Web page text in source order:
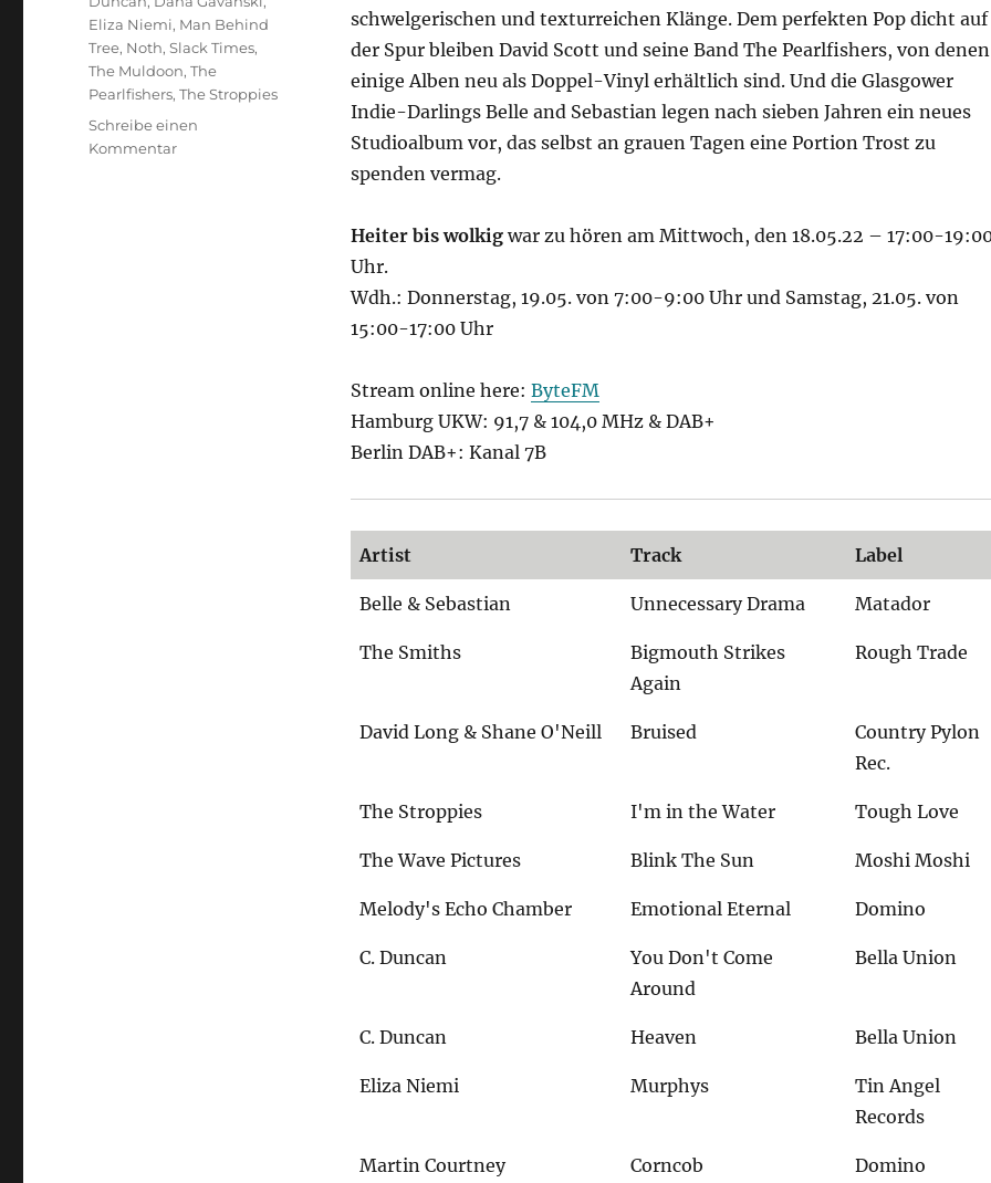
schwelgerischen und texturreichen Klänge. Dem perfekten Pop dicht auf
der Spur bleiben David Scott und seine Band The Pearlfishers, von denen
einige Alben neu als Doppel-Vinyl erhältlich sind. Und die Glasgower
Indie-Darlings Belle and Sebastian legen nach sieben Jahren ein neues
Studioalbum vor, das selbst an grauen Tagen eine Portion Trost zu
spenden vermag.
Heiter bis wolkig war zu hören am Mittwoch, den 18.05.22 – 17:00-
Uhr.
Wdh.: Donnerstag, 19.05. von 7:00-9:00 Uhr und Samstag, 21.05. von
15:00-17:00 Uhr
Stream online here: ByteFM
Hamburg UKW: 91,7 & 104,0 MHz & DAB+
Berlin DAB+: Kanal 7B
Artist Track Label
Belle & Sebastian Unnecessary Drama Matador
The Smiths
Bigmouth Strikes
Again
Rough Trade
David Long & Shane O'Neill Bruised
Country Pylon
Rec.
The Stroppies I'm in the Water Tough Love
The Wave Pictures Blink The Sun Moshi Moshi
Melody's Echo Chamber Emotional Eternal Domino
C. Duncan
You Don't Come
Around
Bella Union
C. Duncan Heaven Bella Union
Eliza Niemi Murphys
Tin Angel
Records
Martin Courtney Corncob Domino
Eliza Niemi, Man Behind
Tree, Noth,Slack Times,
The Muldoon,The
Pearlfishers,The Stroppies
Schreibe einen
Kommentarzu